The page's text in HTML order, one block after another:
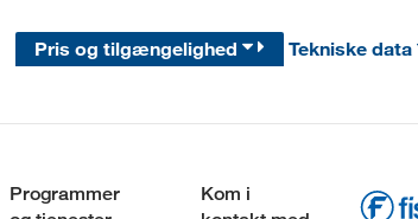
Pris og tilgængelighed Tekniske data
Programmer
Kom i